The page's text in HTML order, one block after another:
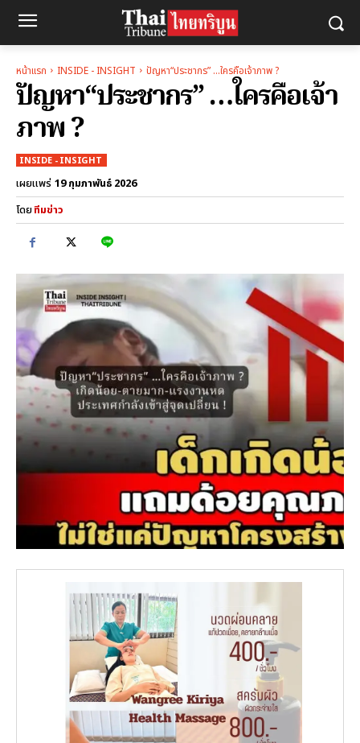
หน้าแรก INSIDE - INSIGHT ปัญหา“ประชากร” …ใครคือเจ้าภาพ ?
ปัญหา“ประชากร” …ใครคือเจ้า
ภาพ ?
INSIDE - INSIGHT
เผยแพร่ 19 กุมภาพันธ์ 2026
โดยทีมข่าว